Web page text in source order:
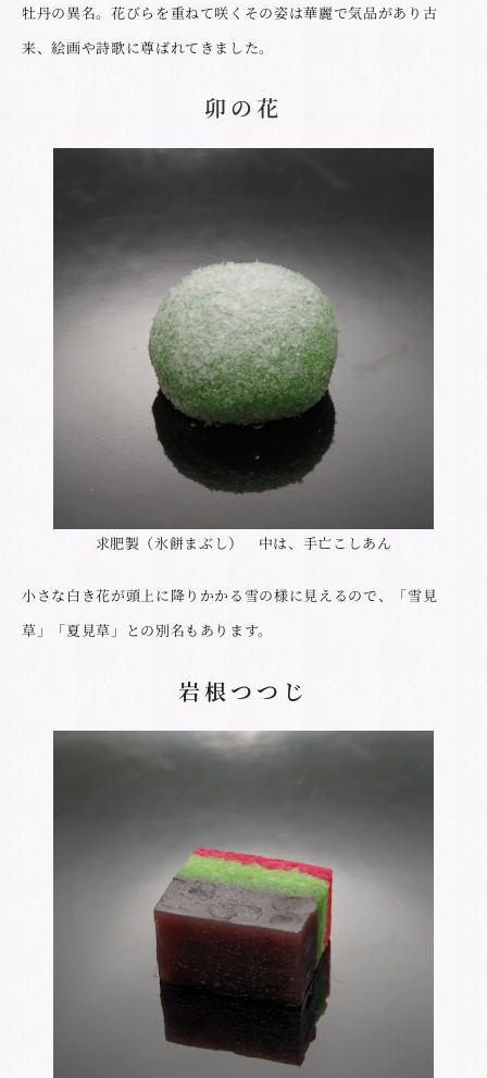
牡丹の異名。花びらを重ねて咲くその姿は華麗で気品があり古
来、絵画や詩歌に尊ばれてきました。
卯の花
求肥製（氷餅まぶし） 中は、手亡こしあん
小さな白き花が頭上に降りかかる雪の様に見えるので、「雪見
草」「夏見草」との別名もあります。
岩根つつじ